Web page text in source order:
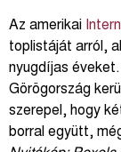
Az amerikai
toplistáját arról,
nyugdíjas
Görögország
szerepel, hogy
borral együtt,